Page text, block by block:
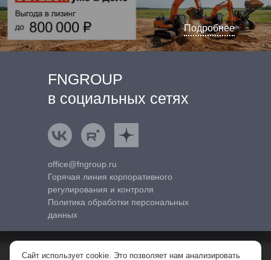
Подробнее
FNGROUP
в социальных сетях
ВКонтактеRutube Яндекс.Дзен
office@fngroup.ru
Горячая линия корпоративного
регулирования и контроля
Политика обработки персональных
данных
Сайт использует cookie. Это позволяет нам анализировать